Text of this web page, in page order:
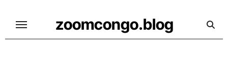
zoomcongo.blog